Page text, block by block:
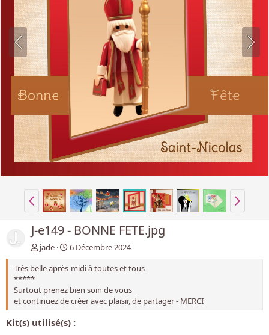
J-e149 - BONNE FETE.jpg
jade
6 Décembre 2024
Très belle après-midi à toutes et tous
*****
Surtout prenez bien soin de vous
et continuez de créer avec plaisir, de partager - MERCI
Kit(s) utilisé(s) :